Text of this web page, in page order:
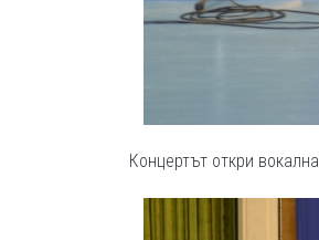
Концертът откри